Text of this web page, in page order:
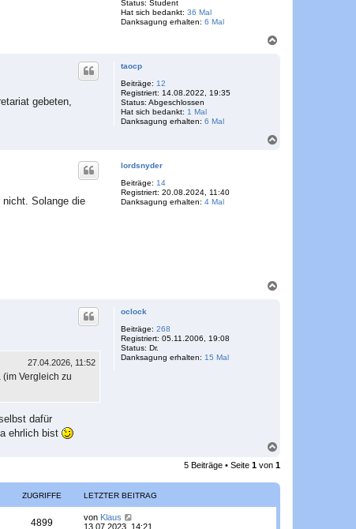
Status: Student
Hat sich bedankt: 36 Mal
Danksagung erhalten: 6 Mal
taocp
Beiträge: 12
Registriert: 14.08.2022, 19:35
Status: Abgeschlossen
Hat sich bedankt: 1 Mal
Danksagung erhalten: 6 Mal
gebeten,
lordsnyder
Beiträge: 14
Registriert: 20.08.2024, 11:40
Danksagung erhalten: 4 Mal
Solange die
oclock
Beiträge: 268
Registriert: 05.11.2006, 19:08
Status: Dr.
Danksagung erhalten: 15 Mal
27.04.2026, 11:52
Vergleich zu
dafür
ehrlich bist
c
o
5 Beiträge • Seite 1 von 1
ZUGRIFFE LETZTER BEITRAG
4899Z
L
e
von Klaus
13.07.2023, 14:21